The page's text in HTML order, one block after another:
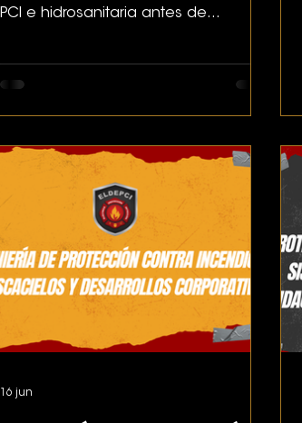
PCI e hidrosanitaria antes de
corporativos e industriales.
16 jun